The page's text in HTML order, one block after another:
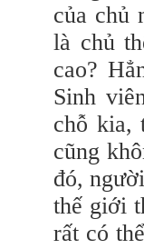
của chủ
là chủ
cao?
Sinh
chỗ kia,
cũng
đó,
thế giới
rất có